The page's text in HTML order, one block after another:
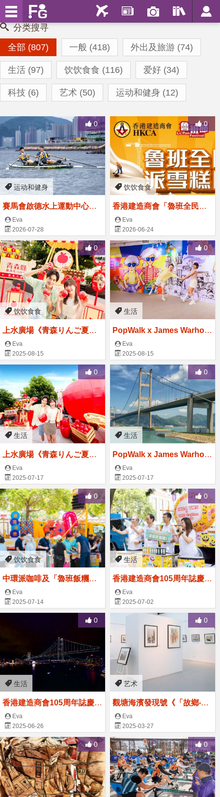
分类搜寻
全部 (807) 一般 (418) 外出及旅游 (74)
生活 (97) 饮饮食食 (116) 爱好 (34)
科技 (6) 艺术 (50) 运动和健身 (12)
0
运动和健身
賽馬會啟德水上運動中心今
夏啟動 活化70年代舊啟德消
防局大樓紅白建築
Eva
2026-07-28
0
饮饮食食
香港建造商會「魯班全民派
雪糕日」
Eva
2026-06-24
0
饮饮食食
上水廣場《青森りんご夏祭
り》限定蘋果風周末市集
Eva
2025-08-15
0
生活
PopWalk x James Warhol
a 當Uncle Andy's Cats遇
上Puppy
Eva
2025-08-15
0
生活
上水廣場《青森りんご夏祭
り》Eva
2025-07-17
0
生活
PopWalk x James Warhol
a 當Uncle Andy's Cats遇
上Puppy
Eva
2025-07-17
0
饮饮食食
中環派咖啡及「魯班飯糰」
為市民打氣 香港建造商會10
5周年誌慶 暨 魯班節
Eva
2025-07-14
0
生活
香港建造商會105周年誌慶
暨 魯班節2025 中環派咖啡
及「魯班飯糰」
Eva
2025-07-02
0
生活
香港建造商會105周年誌慶
暨 魯班節2025 無人機匯演
Eva
2025-06-26
0
艺术
觀塘海濱發現號《「故鄉‧故
事」游榮光水彩作品展》開
幕
Eva
2025-03-27
0 0